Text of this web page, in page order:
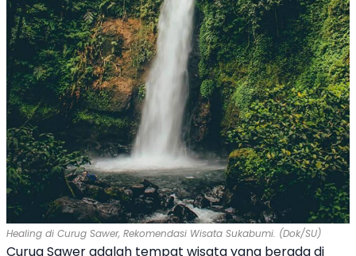
Healing di Curug Sawer, Rekomendasi Wisata Sukabumi. (Dok/SU)
Curug Sawer adalah tempat wisata yang berada di